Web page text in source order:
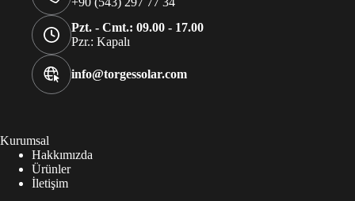
Pzt. - Cmt.: 09.00 - 17.00
Pzr.: Kapalı
info@torgessolar.com
Kurumsal
Hakkımızda
Ürünler
İletişim